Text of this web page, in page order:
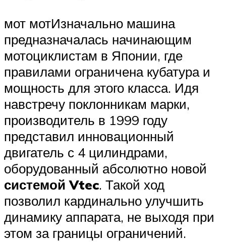
мот мотИзначально машина
предназначалась начинающим
мотоциклистам в Японии, где
правилами ограничена кубатура и
мощность для этого класса. Идя
навстречу поклонникам марки,
производитель в 1999 году
представил инновационный
двигатель с 4 цилиндрами,
оборудованный абсолютно новой
системой Vtec. Такой ход
позволил кардинально улучшить
динамику аппарата, не выходя при
этом за границы ограничений.